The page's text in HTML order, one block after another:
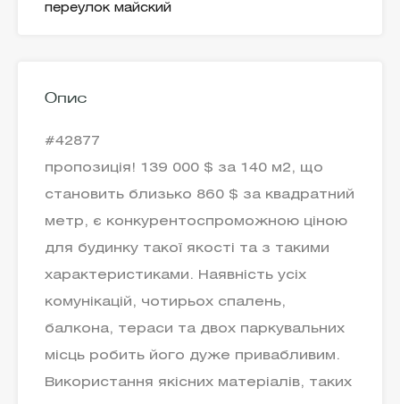
переулок майский
Опис
#42877
пропозиція! 139 000 $ за 140 м2, що
становить близько 860 $ за квадратний
метр, є конкурентоспроможною ціною
для будинку такої якості та з такими
характеристиками. Наявність усіх
комунікацій, чотирьох спалень,
балкона, тераси та двох паркувальних
місць робить його дуже привабливим.
Використання якісних матеріалів, таких